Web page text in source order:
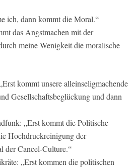
ich, dann kommt die Moral.“
das Angstmachen mit der
meine Wenigkeit die moralische
kommt unsere alleinseligmachende
Gesellschaftsbeglückung und dann
„Erst kommt die Politische
Hochdruckreinigung der
der Cancel-Culture.“
„Erst kommen die politischen